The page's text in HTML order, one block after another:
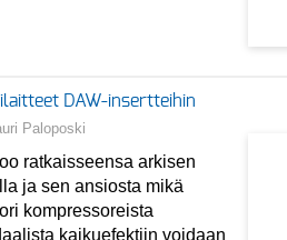
DAW-insertteihin
Paloposki
ratkaisseensa arkisen
ja sen ansiosta mikä
kompressoreista
kaikuefektiin voidaan